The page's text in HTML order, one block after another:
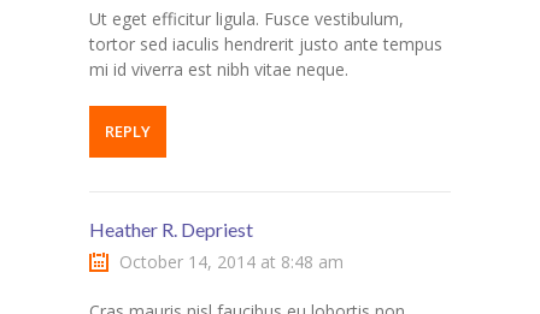
Ut eget efficitur ligula. Fusce vestibulum,
tortor sed iaculis hendrerit justo ante tempus
mi id viverra est nibh vitae neque.
REPLY
Heather R. Depriest
October 14, 2014 at 8:48 am